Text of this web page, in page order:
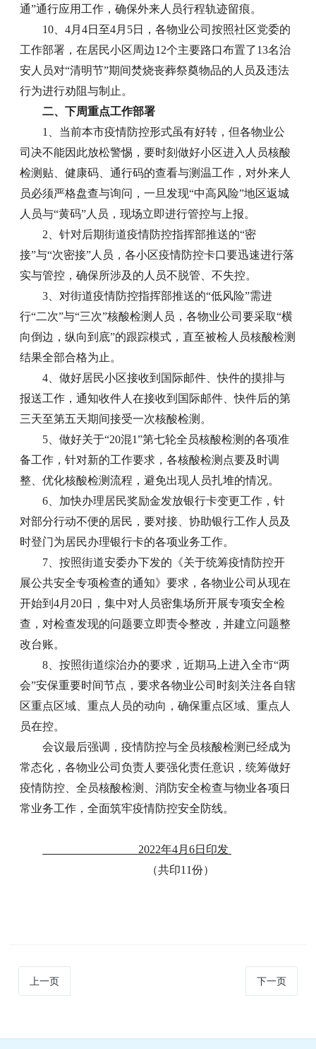
通”通行应用工作，确保外来人员行程轨迹留痕。
10、4月4日至4月5日，各物业公司按照社区党委的
工作部署，在居民小区周边12个主要路口布置了13名治
安人员对“清明节”期间焚烧丧葬祭奠物品的人员及违法
行为进行劝阻与制止。
二、下周重点工作部署
1、当前本市疫情防控形式虽有好转，但各物业公
司决不能因此放松警惕，要时刻做好小区进入人员核酸
检测贴、健康码、通行码的查看与测温工作，对外来人
员必须严格盘查与询问，一旦发现“中高风险”地区返城
人员与“黄码”人员，现场立即进行管控与上报。
2、针对后期街道疫情防控指挥部推送的“密
接”与“次密接”人员，各小区疫情防控卡口要迅速进行落
实与管控，确保所涉及的人员不脱管、不失控。
3、对街道疫情防控指挥部推送的“低风险”需进
行“二次”与“三次”核酸检测人员，各物业公司要采取“横
向倒边，纵向到底”的跟踪模式，直至被检人员核酸检测
结果全部合格为止。
4、做好居民小区接收到国际邮件、快件的摸排与
报送工作，通知收件人在接收到国际邮件、快件后的第
三天至第五天期间接受一次核酸检测。
5、做好关于“20混1”第七轮全员核酸检测的各项准
备工作，针对新的工作要求，各核酸检测点要及时调
整、优化核酸检测流程，避免出现人员扎堆的情况。
6、加快办理居民奖励金发放银行卡变更工作，针
对部分行动不便的居民，要对接、协助银行工作人员及
时登门为居民办理银行卡的各项业务工作。
7、按照街道安委办下发的《关于统筹疫情防控开
展公共安全专项检查的通知》要求，各物业公司从现在
开始到4月20日，集中对人员密集场所开展专项安全检
查，对检查发现的问题要立即责令整改，并建立问题整
改台账。
8、按照街道综治办的要求，近期马上进入全市“两
会”安保重要时间节点，要求各物业公司时刻关注各自辖
区重点区域、重点人员的动向，确保重点区域、重点人
员在控。
会议最后强调，疫情防控与全员核酸检测已经成为
常态化，各物业公司负责人要强化责任意识，统筹做好
疫情防控、全员核酸检测、消防安全检查与物业各项日
常业务工作，全面筑牢疫情防控安全防线。
2022年4月6日印发
（共印11份）
上一页 下一页